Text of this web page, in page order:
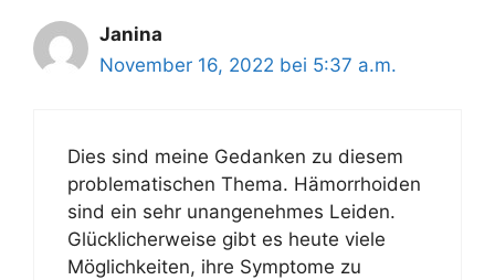
Janina
November 16, 2022 bei 5:37 a.m.
Dies sind meine Gedanken zu diesem
problematischen Thema. Hämorrhoiden
sind ein sehr unangenehmes Leiden.
Glücklicherweise gibt es heute viele
Möglichkeiten, ihre Symptome zu